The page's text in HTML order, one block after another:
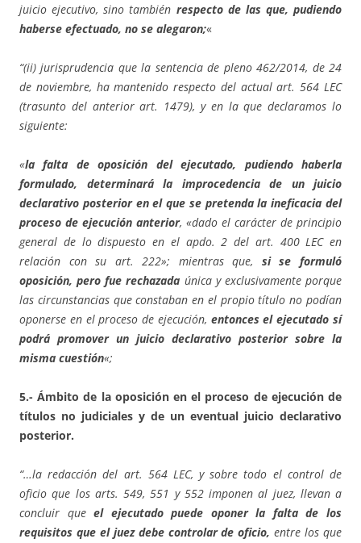
juicio ejecutivo, sino también respecto de las que, pudiendo
haberse efectuado, no se alegaron;«
“(ii) jurisprudencia que la sentencia de pleno 462/2014, de 24
de noviembre, ha mantenido respecto del actual art. 564 LEC
(trasunto del anterior art. 1479), y en la que declaramos lo
siguiente:
«la falta de oposición del ejecutado, pudiendo haberla
formulado, determinará la improcedencia de un juicio
declarativo posterior en el que se pretenda la ineficacia del
proceso de ejecución anterior, «dado el carácter de principio
general de lo dispuesto en el apdo. 2 del art. 400 LEC en
relación con su art. 222»; mientras que, si se formuló
oposición, pero fue rechazada única y exclusivamente porque
las circunstancias que constaban en el propio título no podían
oponerse en el proceso de ejecución, entonces el ejecutado sí
podrá promover un juicio declarativo posterior sobre la
misma cuestión«;
5.- Ámbito de la oposición en el proceso de ejecución de
títulos no judiciales y de un eventual juicio declarativo
posterior.
“…la redacción del art. 564 LEC, y sobre todo el control de
oficio que los arts. 549, 551 y 552 imponen al juez, llevan a
concluir queel ejecutado puede oponer la falta de los
requisitos que el juez debe controlar de oficio,entre los que